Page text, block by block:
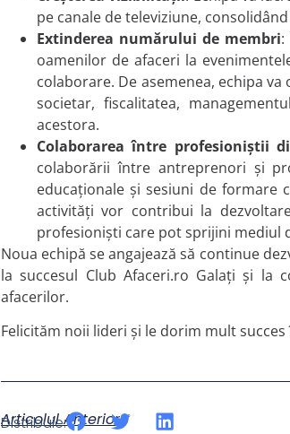
pe canale de televiziune,
Extinderea numărului de membri:
oamenilor de afaceri la
colaborare. De asemenea, echipa
societar, fiscalitatea,
acestora.
Colaborarea între profesioniștii
colaborării între antreprenori și
educaționale și sesiuni de formare
activități vor contribui la
profesioniști care pot sprijini mediul
Noua echipă se angajează să continue
la succesul Club Afaceri.ro Galați și la
afacerilor.
Felicităm noii lideri și le dorim mult
Articolul Anterior
Distribuie: